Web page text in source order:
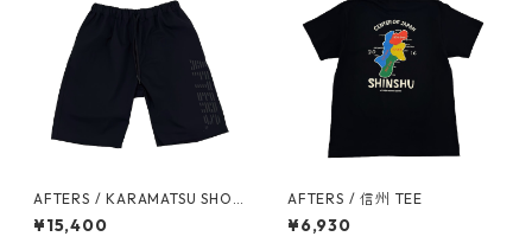
AFTERS / KARAMATSU SHOR
TS
¥15,400
AFTERS / 信州 TEE
¥6,930